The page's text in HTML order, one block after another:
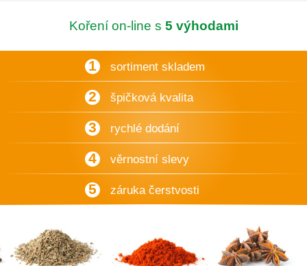
Koření on-line s 5 výhodami
1 sortiment skladem
2 špičková kvalita
3 rychlé dodání
4 věrnostní slevy
5 záruka čerstvosti